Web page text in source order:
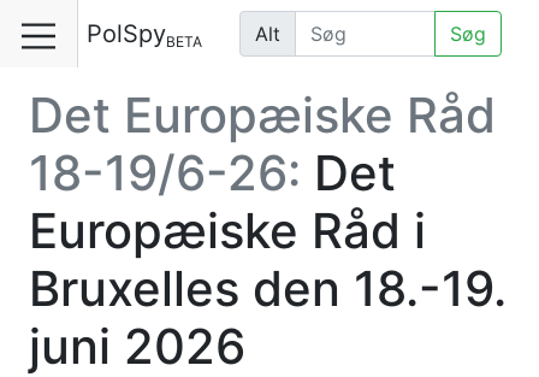
PolSpyBETA Alt Søg
Det Europæiske Råd
18-19/6-26: Det
Europæiske Råd i
Bruxelles den 18.-19.
juni 2026